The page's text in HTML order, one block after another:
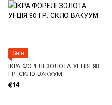
Sale
ІКРА ФОРЕЛІ ЗОЛОТА УНЦІЯ 90
ГР. СКЛО ВАКУУМ
€14